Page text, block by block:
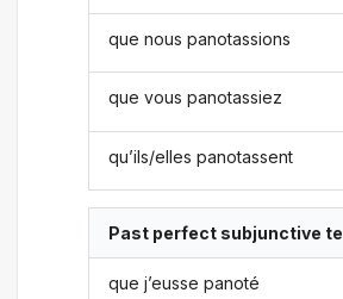
que nous panotassions
que vous panotassiez
qu’ils/elles panotassent
Past perfect subjunctive
que j’eusse panoté